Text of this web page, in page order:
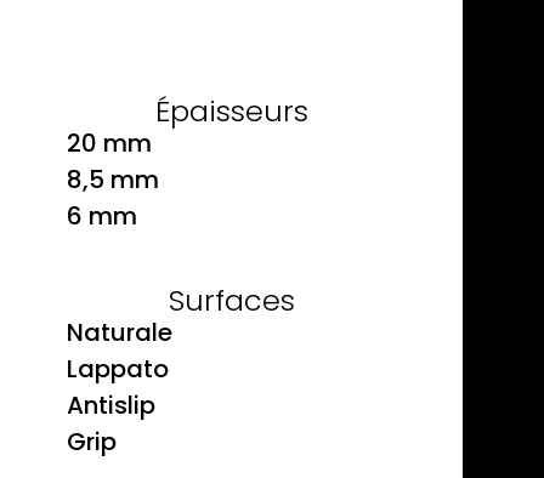
Épaisseurs
20 mm
8,5 mm
6 mm
Surfaces
Naturale
Lappato
Antislip
Grip